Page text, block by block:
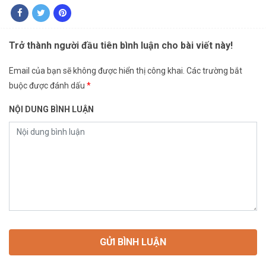
Trở thành người đầu tiên bình luận cho bài viết này!
Email của bạn sẽ không được hiển thị công khai. Các trường bắt
buộc được đánh dấu *
NỘI DUNG BÌNH LUẬN